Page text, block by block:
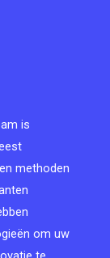
is
methoden
om uw